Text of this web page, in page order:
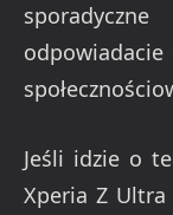
Jeśli idzie o
Xperia Z Ultra